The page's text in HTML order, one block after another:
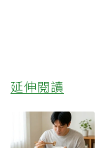
延伸閱讀